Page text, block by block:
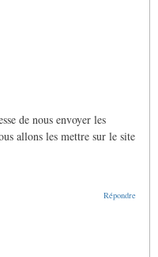
de nous envoyer les
allons les mettre sur le site
Répondre